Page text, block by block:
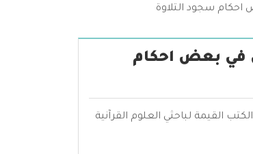
سجود التلاوة
في بعض احكام
القيمة لباحثي العلوم القرآنية